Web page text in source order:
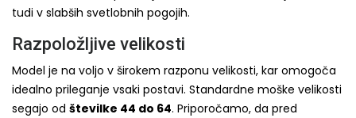
tudi v slabših svetlobnih pogojih.
Razpoložljive velikosti
Model je na voljo v širokem razponu velikosti, kar omogoča
idealno prileganje vsaki postavi. Standardne moške velikosti
segajo od številke 44 do 64. Priporočamo, da pred